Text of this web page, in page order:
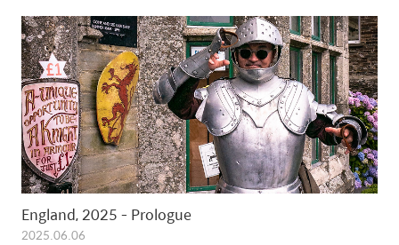
England, 2025 - Prologue
2025.06.06